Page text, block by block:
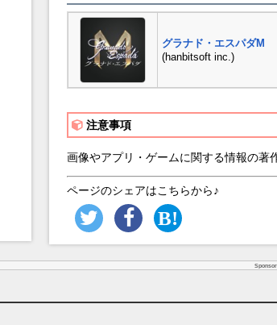
グラナド・エスパダM
(hanbitsoft inc.)
注意事項
画像やアプリ・ゲームに関する情報の著
ページのシェアはこちらから♪